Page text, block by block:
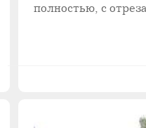
полностью, с